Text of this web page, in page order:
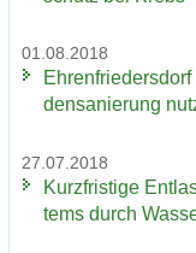
01.08.2018
den­sa­nie­rung
27.07.2018
Kurz­fris­ti­ge
tems durch